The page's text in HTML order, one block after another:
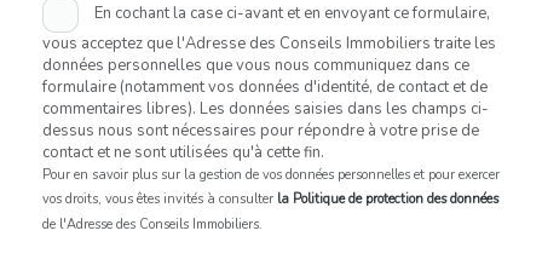
En cochant la case ci-avant et en envoyant ce formulaire,
vous acceptez que l'Adresse des Conseils Immobiliers traite les
données personnelles que vous nous communiquez dans ce
formulaire (notamment vos données d'identité, de contact et de
commentaires libres). Les données saisies dans les champs ci-
dessus nous sont nécessaires pour répondre à votre prise de
contact et ne sont utilisées qu'à cette fin.
Pour en savoir plus sur la gestion de vos données personnelles et pour exercer
vos droits, vous êtes invités à consulter la Politique de protection des données
de l'Adresse des Conseils Immobiliers.